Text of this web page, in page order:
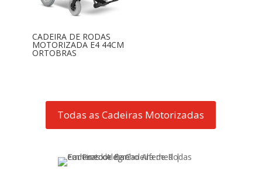
CADEIRA DE RODAS
MOTORIZADA E4 44CM
ORTOBRAS
Todas as Cadeiras Motorizadas